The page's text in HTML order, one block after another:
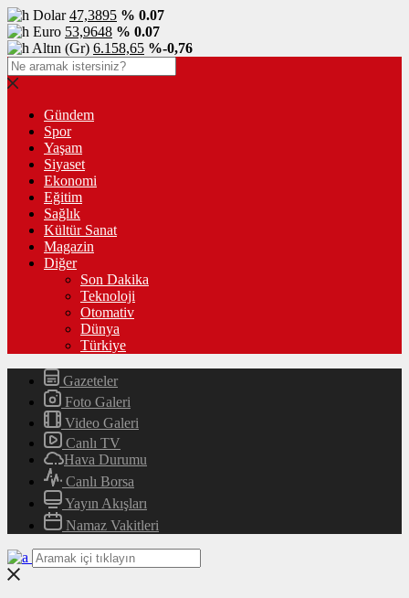
Dolar47,3895 % 0.07
Euro 53,9648 % 0.07
Altın (Gr) 6.158,65 %-0,76
Gündem
Spor
Yaşam
Siyaset
Ekonomi
Eğitim
Sağlık
Kültür Sanat
Magazin
Diğer
Son Dakika
Teknoloji
Otomativ
Dünya
Türkiye
Gazeteler
Foto Galeri
Video Galeri
Canlı TV
Hava Durumu
Canlı Borsa
Yayın Akışları
Namaz Vakitleri